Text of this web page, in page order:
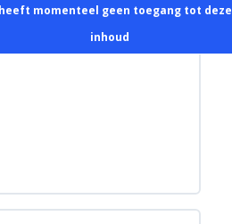
momenteel geen toegang tot deze
inhoud